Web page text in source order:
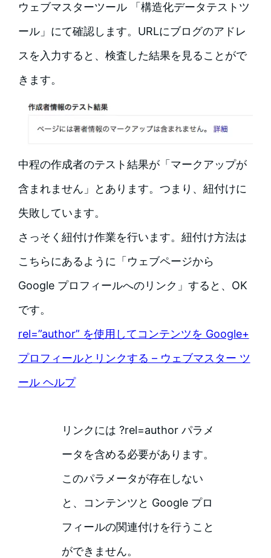
ウェブマスターツール 「構造化データテストツ
ール」にて確認します。URLにブログのアドレ
スを入力すると、検査した結果を見ることがで
きます。
中程の作成者のテスト結果が「マークアップが
含まれません」とあります。つまり、紐付けに
失敗しています。
さっそく紐付け作業を行います。紐付け方法は
こちらにあるように「ウェブページから
Google プロフィールへのリンク」すると、OK
です。
rel=”author” を使用してコンテンツを Google+
プロフィールとリンクする – ウェブマスター ツ
ール ヘルプ
リンクには ?rel=author パラメ
ータを含める必要があります。
このパラメータが存在しない
と、コンテンツと Google プロ
フィールの関連付けを行うこと
ができません。